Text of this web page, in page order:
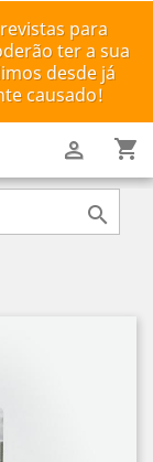
para
ter a sua
desde já
causado!
shopping_cart


text